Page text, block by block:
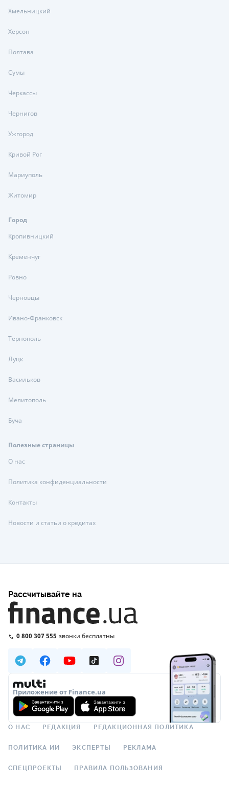
Хмельницкий
Херсон
Полтава
Сумы
Черкассы
Чернигов
Ужгород
Кривой Рог
Мариуполь
Житомир
Город
Кропивницкий
Кременчуг
Ровно
Черновцы
Ивано-Франковск
Тернополь
Луцк
Васильков
Мелитополь
Буча
Полезные страницы
О нас
Политика конфиденциальности
Контакты
Новости и статьи о кредитах
Рассчитывайте на
0 800 307 555 звонки бесплатны
Приложение от Finance.ua
О НАС РЕДАКЦИЯ РЕДАКЦИОННАЯ ПОЛИТИКА
ПОЛИТИКА ИИ ЭКСПЕРТЫ РЕКЛАМА
СПЕЦПРОЕКТЫ ПРАВИЛА ПОЛЬЗОВАНИЯ